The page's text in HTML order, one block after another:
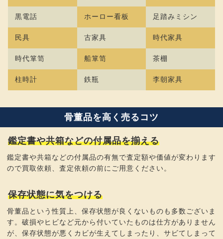
黒電話 ホーロー看板 足踏みミシン
民具 古家具 時代家具
時代箪笥 船箪笥 茶棚
柱時計 鉄瓶 李朝家具
骨董品を高く売るコツ
鑑定書や共箱などの付属品を揃える
鑑定書や共箱などの付属品の有無で査定額や価値が変わります
ので買取依頼、査定依頼の前にご用意ください。
保存状態に気をつける
骨董品という性質上、保存状態が良くないものも多数ございま
す。破損やヒビなど元から付いていたものは仕方がありません
が、保存状態が悪くカビが生えてしまったり、サビてしまって